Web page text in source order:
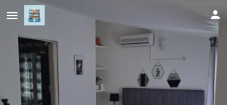
Apartments Thea